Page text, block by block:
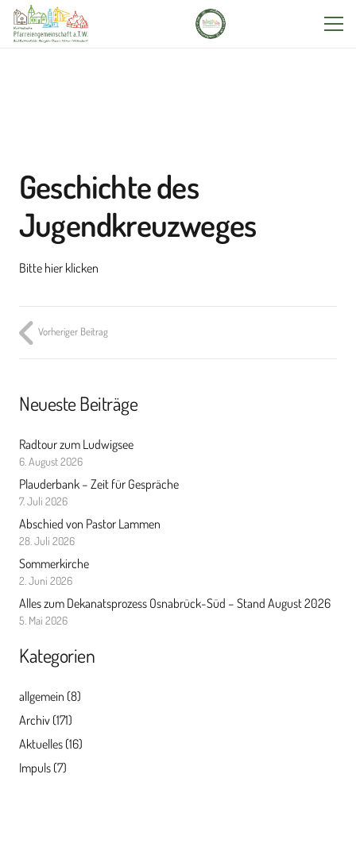
Geschichte des
Jugendkreuzweges
Bitte hier klicken
Vorheriger Beitrag
Neueste Beiträge
Radtour zum Ludwigsee
6. August 2026
Plauderbank – Zeit für Gespräche
7. Juli 2026
Abschied von Pastor Lammen
28. Juli 2026
Sommerkirche
2. Juni 2026
Alles zum Dekanatsprozess Osnabrück-Süd – Stand August 2026
5. Mai 2026
Kategorien
allgemein (8)
Archiv (171)
Aktuelles (16)
Impuls (7)